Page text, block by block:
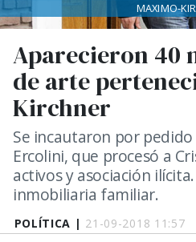
POLÍTICA | 21-09-2018 11:57
Aparecieron 40
de arte
Kirchner
Se incautaron por pedido
Ercolini, que procesó a
activos y asociación
inmobiliaria familiar.
MAXIMO-